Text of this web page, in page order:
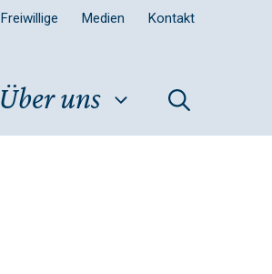
Freiwillige Medien Kontakt
Über uns